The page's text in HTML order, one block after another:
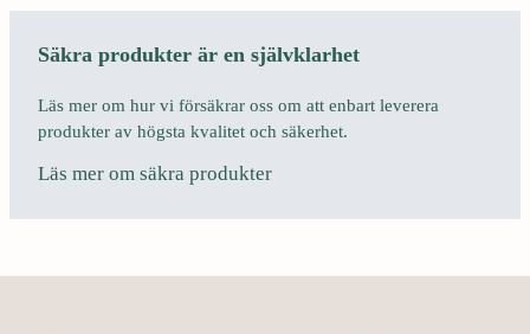
Säkra produkter är en självklarhet
Läs mer om hur vi försäkrar oss om att enbart leverera
produkter av högsta kvalitet och säkerhet.
Läs mer om säkra produkter